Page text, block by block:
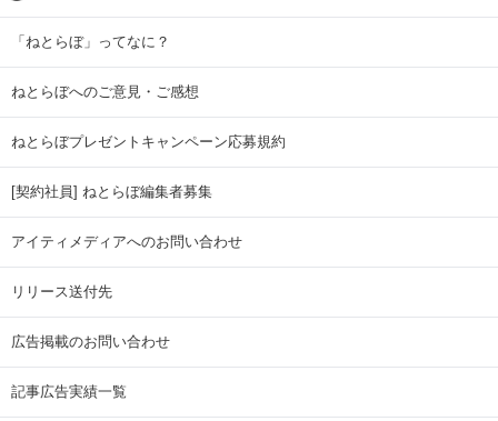
「ねとらぼ」ってなに？
ねとらぼへのご意見・ご感想
ねとらぼプレゼントキャンペーン応募規約
[契約社員] ねとらぼ編集者募集
アイティメディアへのお問い合わせ
リリース送付先
広告掲載のお問い合わせ
記事広告実績一覧